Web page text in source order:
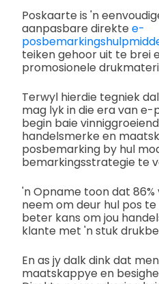
Poskaarte is 'n
aanpasbare direkte e-
teiken gehoor uit te brei
promosionele
Terwyl hierdie tegniek
mag lyk in die era van e-
begin baie
handelsmerke en
posbemarking by hul
bemarkingsstrategie te
'n Opname toon dat
neem om deur hul pos te
beter kans om jou
klante met 'n stuk
En as jy dalk dink dat
maatskappye en